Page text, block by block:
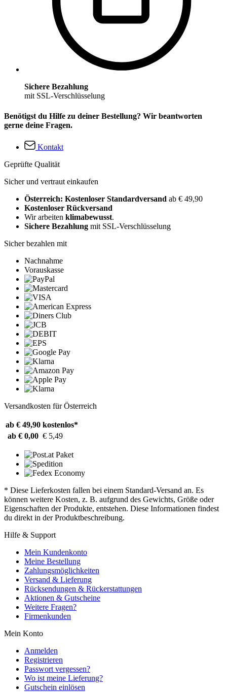
Sichere Bezahlung
mit SSL-Verschlüsselung
Benötigst du Hilfe zu deiner Bestellung? Wir beantworten
gerne deine Fragen.
Kontakt
Geprüfte Qualität
Sicher und vertraut einkaufen
Österreich: Kostenloser Standardversand ab € 49,90
Kostenloser Rückversand
Wir arbeiten klimabewusst.
Sichere Bezahlung mit SSL-Verschlüsselung
Sicher bezahlen mit
Nachnahme
Vorauskasse
Versandkosten für Österreich
ab € 49,90 kostenlos*
ab € 0,00 € 5,49
* Diese Lieferkosten fallen bei einem Standard-Versand an. Es
können weitere Kosten, z. B. aufgrund des Gewichts, Größe oder
Eigenschaften der Produkte, entstehen. Diese Informationen findest
du direkt in der Produktbeschreibung.
Hilfe & Support
Mein Kundenkonto
Meine Bestellung
Zahlungsmöglichkeiten
Versand & Lieferung
Rücksendungen & Rückerstattungen
Aktionen & Gutscheine
Weitere Fragen?
Firmenkunden
Mein Konto
Anmelden
Registrieren
Passwort vergessen?
Wo ist meine Lieferung?
Gutschein einlösen